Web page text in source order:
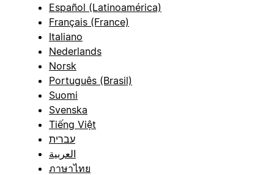
Español (Latinoamérica)
Français (France)
Italiano
Nederlands
Norsk
Português (Brasil)
Suomi
Svenska
Tiếng Việt
עברית
العربية
ภาษาไทย